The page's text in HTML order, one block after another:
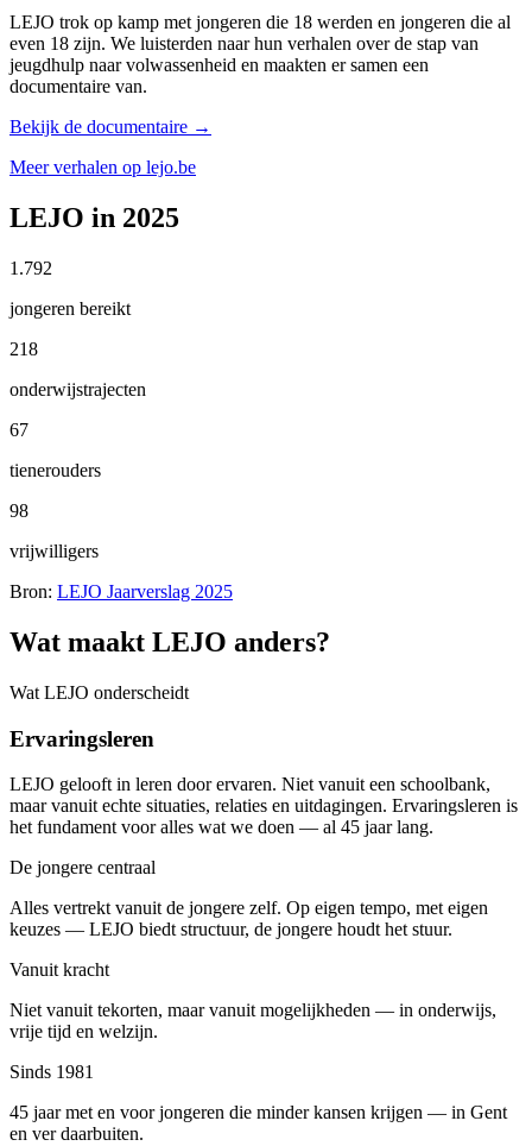
LEJO trok op kamp met jongeren die 18 werden en jongeren die al
even 18 zijn. We luisterden naar hun verhalen over de stap van
jeugdhulp naar volwassenheid en maakten er samen een
documentaire van.
Bekijk de documentaire →
Meer verhalen op lejo.be
LEJO in 2025
1.792
jongeren bereikt
218
onderwijstrajecten
67
tienerouders
98
vrijwilligers
Bron: LEJO Jaarverslag 2025
Wat maakt LEJO anders?
Wat LEJO onderscheidt
Ervaringsleren
LEJO gelooft in leren door ervaren. Niet vanuit een schoolbank,
maar vanuit echte situaties, relaties en uitdagingen. Ervaringsleren is
het fundament voor alles wat we doen — al 45 jaar lang.
De jongere centraal
Alles vertrekt vanuit de jongere zelf. Op eigen tempo, met eigen
keuzes — LEJO biedt structuur, de jongere houdt het stuur.
Vanuit kracht
Niet vanuit tekorten, maar vanuit mogelijkheden — in onderwijs,
vrije tijd en welzijn.
Sinds 1981
45 jaar met en voor jongeren die minder kansen krijgen — in Gent
en ver daarbuiten.